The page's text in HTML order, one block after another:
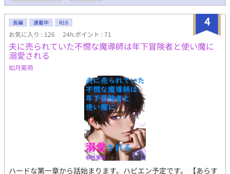
4
長編 連載中 R18
お気に入り : 126 24h.ポイント : 71
夫に売られていた不憫な魔導師は年下冒険者と使い魔に
溺愛される
如月紫苑
ハードな第一章から話始まります。ハピエン予定です。 【あらす